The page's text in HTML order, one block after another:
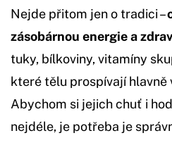
Nejde přitom jen o tradici –
zásobárnou energie a
tuky, bílkoviny, vitamíny
které tělu prospívají hlavně
Abychom si jejich chuť i
nejdéle, je potřeba je